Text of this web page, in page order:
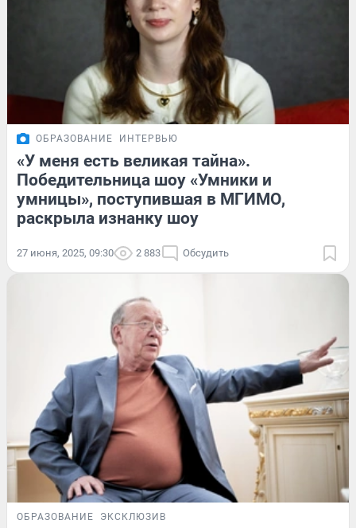
ОБРАЗОВАНИЕ ИНТЕРВЬЮ
«У меня есть великая тайна».
Победительница шоу «Умники и
умницы», поступившая в МГИМО,
раскрыла изнанку шоу
27 июня, 2025, 09:30 2 883 Обсудить
ОБРАЗОВАНИЕ ЭКСКЛЮЗИВ